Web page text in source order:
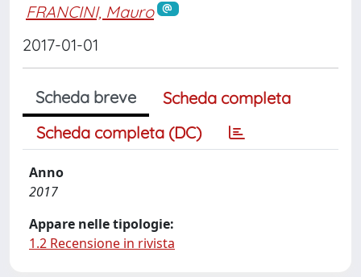
FRANCINI, Mauro
2017-01-01
Scheda breve
Scheda completa
Scheda completa (DC)
Anno
2017
Appare nelle tipologie:
1.2 Recensione in rivista